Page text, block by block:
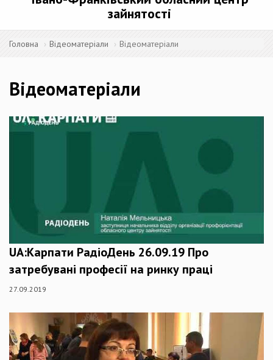
зайнятості
Головна Відеоматеріали Відеоматеріали
Відеоматеріали
UA:Карпати РадіоДень 26.09.19 Про
затребувані професії на ринку праці
27.09.2019